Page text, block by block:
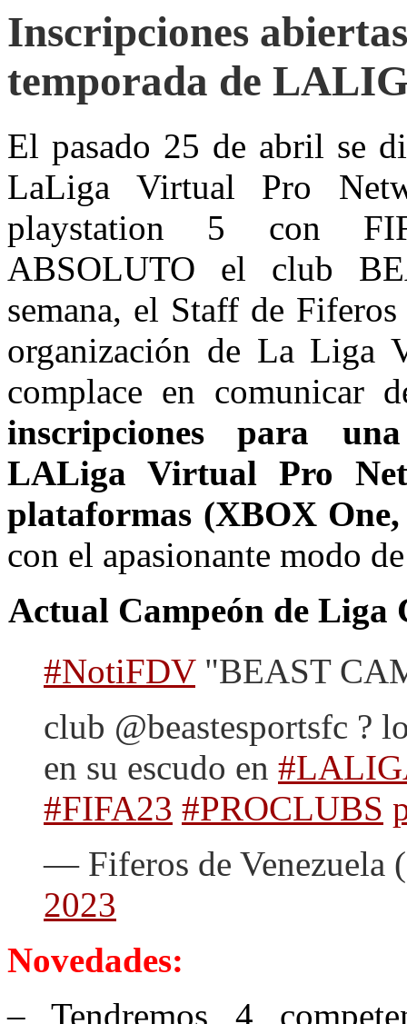
Inscripciones
temporada de
El pasado 25 de abril se
LaLiga Virtual Pro
playstation 5 con
ABSOLUTO el club
semana, el Staff de
organización de La Liga
complace en
inscripciones para
LALiga Virtual Pro
plataformas (XBOX
con el apasionante modo
Actual Campeón de Liga
#NotiFDV"BEAST
club @beastesportsfc ?
en su escudo en
#FIFA23 #PROCLUBS
— Fiferos de Venezuela
2023
Novedades:
– Tendremos 4